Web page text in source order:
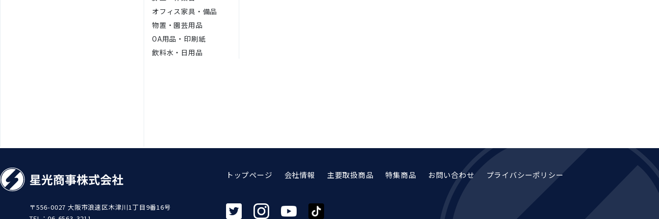
オフィス家具・備品
物置・園芸用品
OA用品・印刷紙
飲料水・日用品
〒556-0027 ⼤阪市浪速区⽊津川1丁⽬9番16号
トップページ 会社情報 主要取扱商品 特集商品 お問い合わせ プライバシーポリシー